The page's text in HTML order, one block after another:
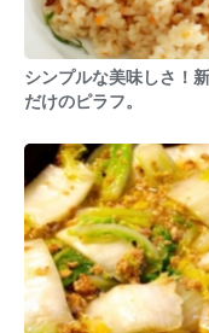
シンプルな美味しさ！
だけのピラフ。